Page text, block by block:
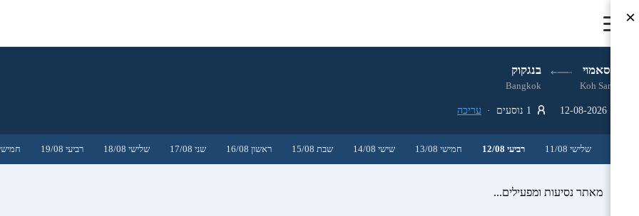
קו סאמוי בנגקוק
Koh Samui
Bangkok
עריכה
שלישי 11/08 רביעי 12/08 חמישי 13/08 שישי 14/08 שבת 15/08 ראשון 16/08 שני 17/08 שלישי 18/08 רביעי 19/08 חמישי
מאתר נסיעות ומפעילים...
×